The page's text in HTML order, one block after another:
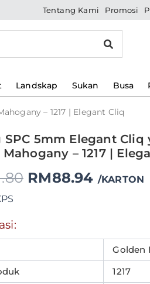
Tentang Kami Promosi
Landskap Sukan Busa
– 1217 | Elegant Cliq
SPC 5mm Elegant
– 1217 |
Original
was:
RM88.94
Current
is:
/KARTON
Golden
1217